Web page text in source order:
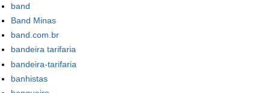
band
Band Minas
band.com.br
bandeira tarifaria
bandeira-tarifaria
banhistas